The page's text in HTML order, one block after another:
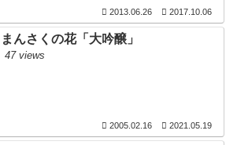
2013.06.26 2017.10.06
まんさくの花「大吟醸」
47 views
2005.02.16 2021.05.19